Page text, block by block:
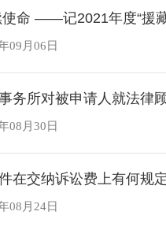
命 ——记2021年度“援
09月06日
务所对被申请人就法律
08月30日
在交纳诉讼费上有何规
08月24日